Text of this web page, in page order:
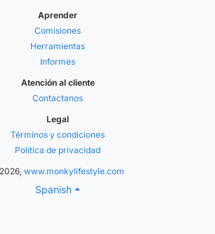
Aprender
Comisiones
Herramientas
Informes
Atención al cliente
Contactanos
Legal
Términos y condiciones
Política de privacidad
www.monkylifestyle.com
Spanish